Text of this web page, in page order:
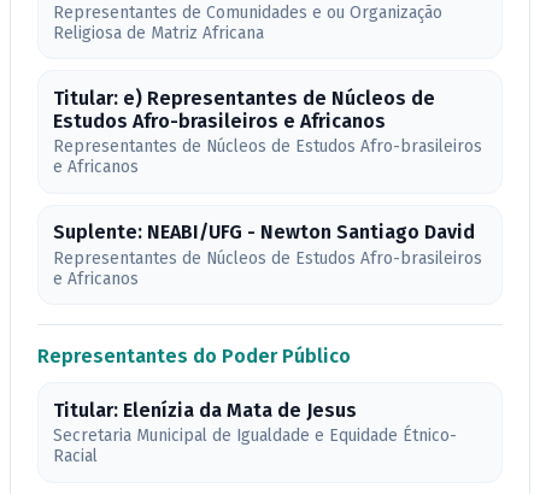
Representantes de Comunidades e ou Organização
Religiosa de Matriz Africana
Titular: e) Representantes de Núcleos de
Estudos Afro-brasileiros e Africanos
Representantes de Núcleos de Estudos Afro-brasileiros
e Africanos
Suplente: NEABI/UFG - Newton Santiago David
Representantes de Núcleos de Estudos Afro-brasileiros
e Africanos
Representantes do Poder Público
Titular: Elenízia da Mata de Jesus
Secretaria Municipal de Igualdade e Equidade Étnico-
Racial